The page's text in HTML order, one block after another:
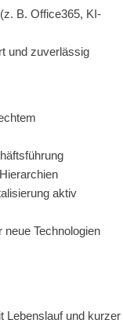
B. Office365, KI-
und zuverlässig
aktiv
Technologien
Lebenslauf und kurzer